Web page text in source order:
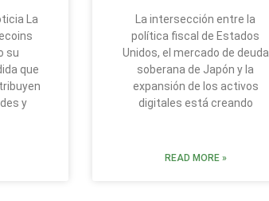
La
su
que
y
La intersección entre la
política fiscal de Estados
Unidos, el mercado de deuda
soberana de Japón y la
expansión de los activos
digitales está creando
READ MORE »